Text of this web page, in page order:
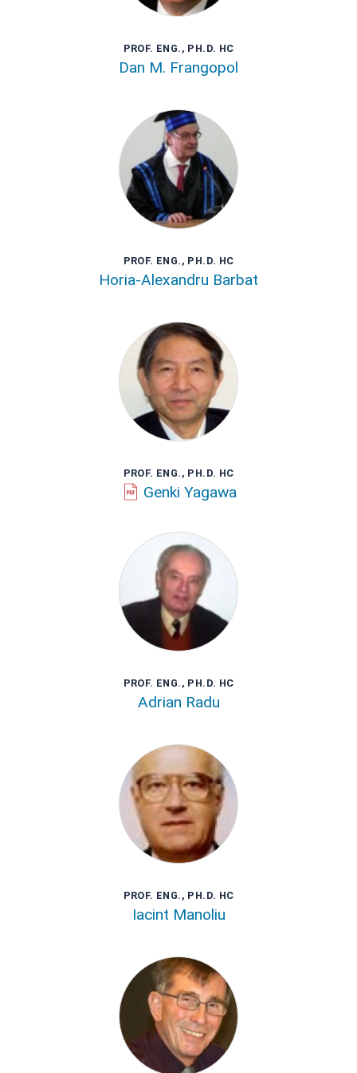
PROF. ENG., PH.D. HC
Dan M. Frangopol
PROF. ENG., PH.D. HC
Horia-Alexandru Barbat
PROF. ENG., PH.D. HC
Genki Yagawa
PROF. ENG., PH.D. HC
Adrian Radu
PROF. ENG., PH.D. HC
Iacint Manoliu